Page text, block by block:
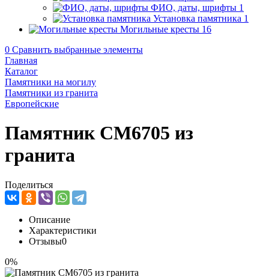
ФИО, даты, шрифты 1
Установка памятника 1
Могильные кресты 16
0 Сравнить выбранные элементы
Главная
Каталог
Памятники на могилу
Памятники из гранита
Европейские
Памятник CM6705 из
гранита
Поделиться
Описание
Характеристики
Отзывы0
0%